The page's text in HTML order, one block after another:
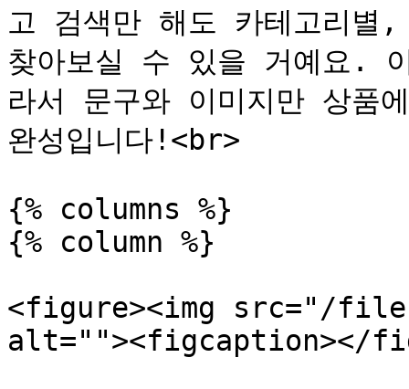
고 검색만 해도 카테고리별
찾아보실 수 있을 거예요.
라서 문구와 이미지만 상품
완성입니다!<br>
{% columns %}
{% column %}
<figure><img src="/files/
alt=""><figcaption></